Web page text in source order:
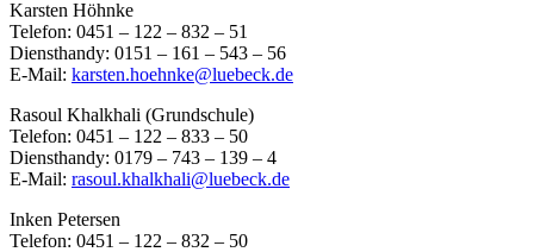
Karsten Höhnke
Telefon: 0451 – 122 – 832 – 51
Diensthandy: 0151 – 161 – 543 – 56
E-Mail: karsten.hoehnke@luebeck.de
Rasoul Khalkhali (Grundschule)
Telefon: 0451 – 122 – 833 – 50
Diensthandy: 0179 – 743 – 139 – 4
E-Mail: rasoul.khalkhali@luebeck.de
Inken Petersen
Telefon: 0451 – 122 – 832 – 50